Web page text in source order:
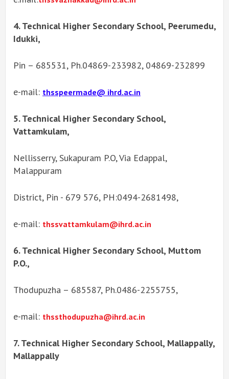
4. Technical Higher Secondary School, Peerumedu,
Idukki,
Pin – 685531, Ph.04869-233982, 04869-232899
e-mail: thsspeermade@ ihrd.ac.in
5. Technical Higher Secondary School,
Vattamkulam,
Nellisserry, Sukapuram P.O, Via Edappal,
Malappuram
District, Pin - 679 576, PH:0494-2681498,
e-mail: thssvattamkulam@ihrd.ac.in
6. Technical Higher Secondary School, Muttom
P.O.,
Thodupuzha – 685587, Ph.0486-2255755,
e-mail: thssthodupuzha@ihrd.ac.in
7. Technical Higher Secondary School, Mallappally,
Mallappally